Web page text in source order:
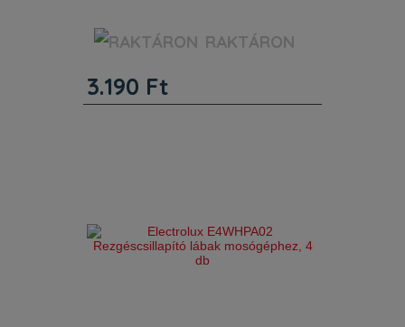
Jellemzők. Beépítés. Magasság (mm)
6. Szélesség (mm) 58. Mélység (mm)
(PNC) 902 979 527.
RAKTÁRON
3.190 Ft